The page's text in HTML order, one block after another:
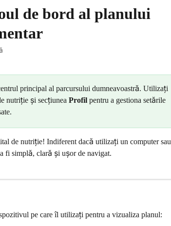
de bord al planului
principal al parcursului dumneavoastră. Utilizați
nutriție și secțiunea Profil pentru a gestiona setările
de nutriție! Indiferent dacă utilizați un computer sau
fi simplă, clară și ușor de navigat.
pe care îl utilizați pentru a vizualiza planul: